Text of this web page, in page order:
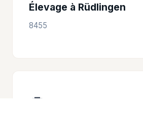
Élevage à Rüdlingen
8455
🐶